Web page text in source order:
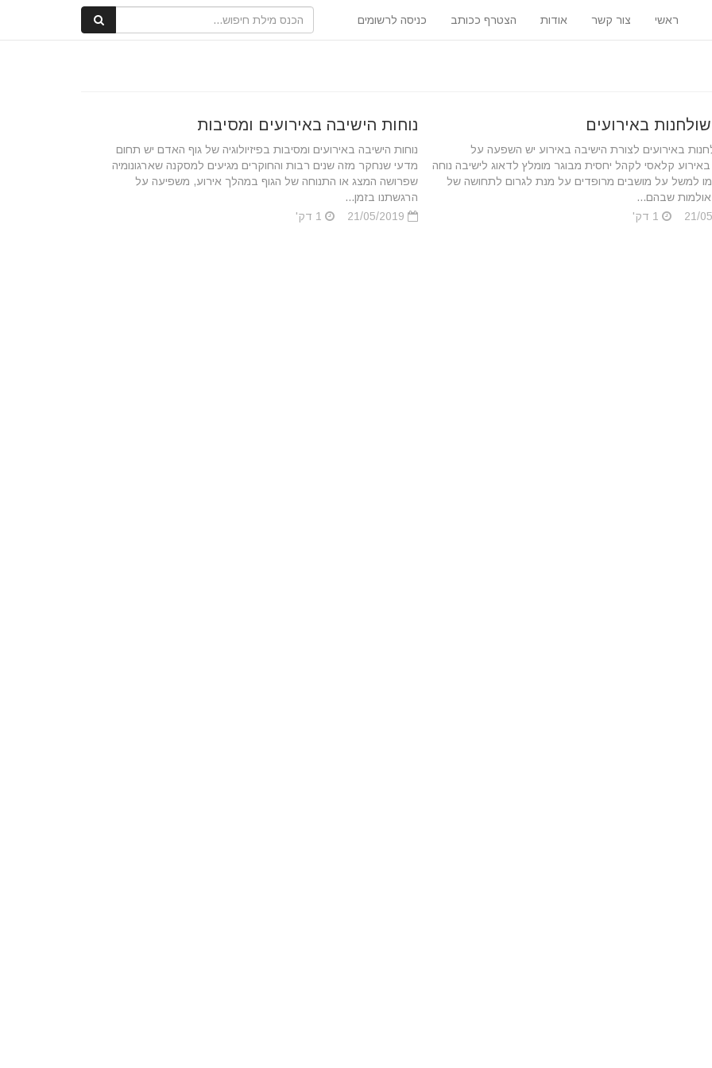
ראשי צור קשר אודות הצטרף ככותב כניסה לרשומים
באירועים
באירועים לצורת הישיבה באירוע יש השפעה על
קלאסי לקהל יחסית מבוגר מומלץ לדאוג לישיבה נוחה
למשל על מושבים מרופדים על מנת לגרום לתחושה של
אולמות שבהם...
נוחות הישיבה באירועים ומסיבות
נוחות הישיבה באירועים ומסיבות בפיזיולוגיה של גוף האדם יש תחום
מדעי שנחקר מזה שנים רבות והחוקרים מגיעים למסקנה שארגונומיה
שפרושה המצג או התנוחה של הגוף במהלך אירוע, משפיעה על
הרגשתנו בזמן...